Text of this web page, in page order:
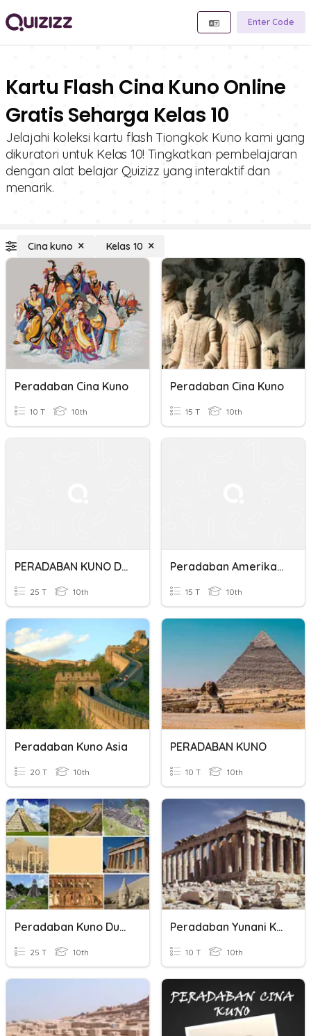
Enter Code
Kartu Flash Cina Kuno Online
Gratis Seharga Kelas 10
Jelajahi koleksi kartu flash Tiongkok Kuno kami yang
dikuratori untuk Kelas 10! Tingkatkan pembelajaran
dengan alat belajar Quizizz yang interaktif dan
menarik.
Cina kuno Kelas 10
Peradaban Cina Kuno
10 T 10th
Peradaban Cina Kuno
15 T 10th
PERADABAN KUNO DUNIA (INDIA KUNO, CINA KUNO DAN MESOPOTAMIA)
25 T 10th
Peradaban Amerika Kuno Dan Cina Kuno
15 T 10th
Peradaban Kuno Asia
20 T 10th
PERADABAN KUNO
10 T 10th
Peradaban Kuno Dunia
25 T 10th
Peradaban Yunani Kuno
10 T 10th